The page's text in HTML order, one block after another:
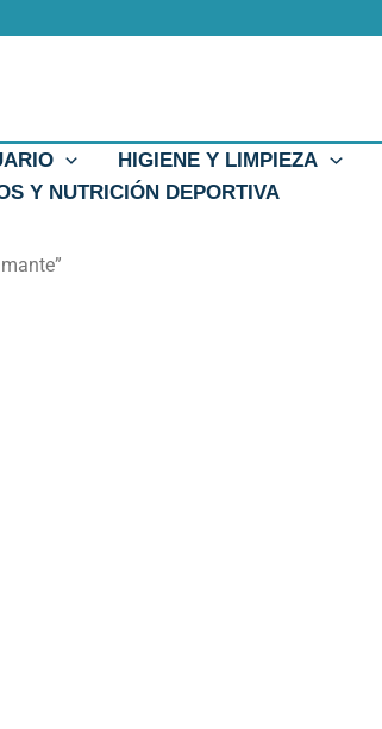
HIGIENE Y LIMPIEZA
Y NUTRICIÓN DEPORTIVA